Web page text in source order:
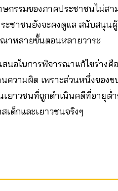
ษกรรมของภาคประชาชนไม่ส
ะชาชนยังจะคงดูแล สนับสนุน
าหลายขั้นตอนหลายวาระ
นอในการพิจารณาแก้ไขร่าง
ความผิด เพราะส่วนหนึ่งของ
เยาวชนที่ถูกดำเนินคดีที่อายุต่
เด็กและเยาวชนจริงๆ